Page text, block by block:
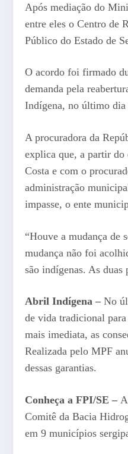
Após mediação do
entre eles o Centro de
Público do Estado de
O acordo foi firmado
demanda pela
Indígena, no último
A procuradora da
explica que, a partir do
Costa e com o
administração
impasse, o ente
“Houve a mudança de
mudança não foi
são indígenas. As
Abril Indígena – No
de vida tradicional
mais imediata, as
Realizada pelo MPF
dessas garantias.
Conheça a FPI/SE –
Comitê da Bacia
em 9 municípios